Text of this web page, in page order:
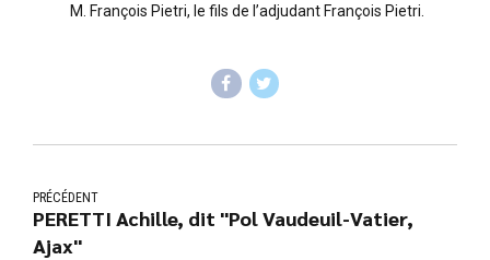
M. François Pietri, le fils de l’adjudant François Pietri.
PRÉCÉDENT
PERETTI Achille, dit "Pol Vaudeuil-Vatier,
Ajax"